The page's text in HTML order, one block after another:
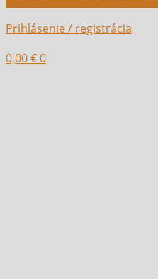
Prihlásenie / registrácia
0,00€0